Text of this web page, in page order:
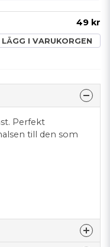
49 kr
LÄGG I VARUKORGEN
Perfekt
till den som